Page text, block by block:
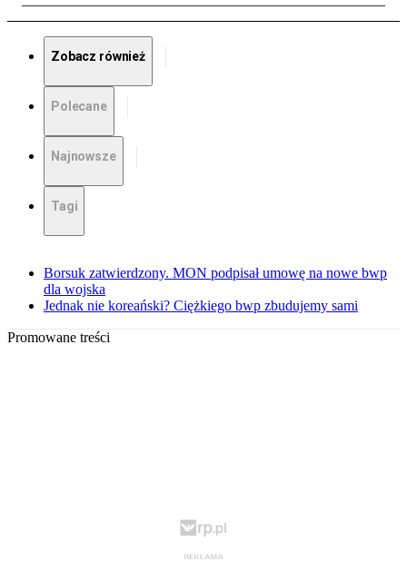
Zobacz również
Polecane
Najnowsze
Tagi
Borsuk zatwierdzony. MON podpisał umowę na nowe bwp
dla wojska
Jednak nie koreański? Ciężkiego bwp zbudujemy sami
Promowane treści